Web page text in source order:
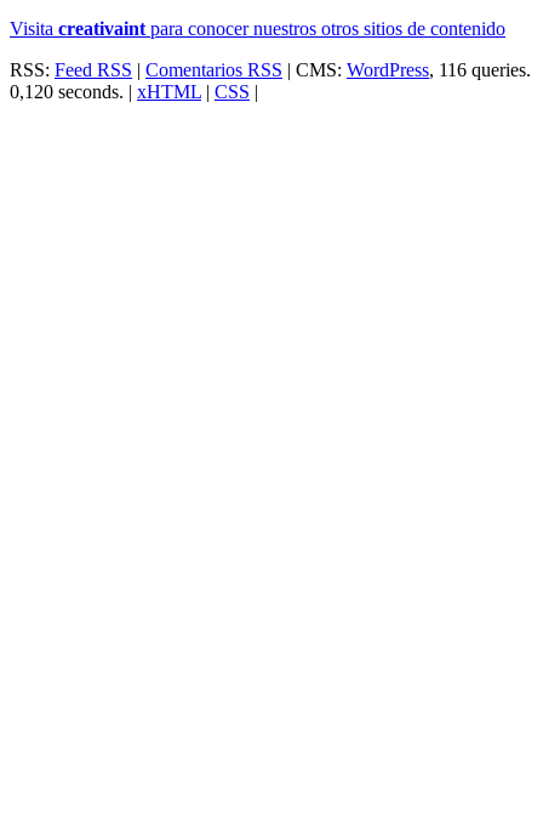
Visita creativaint para conocer nuestros otros sitios de contenido
RSS: Feed RSS | Comentarios RSS | CMS: WordPress, 116 queries.
0,120 seconds. | xHTML | CSS |